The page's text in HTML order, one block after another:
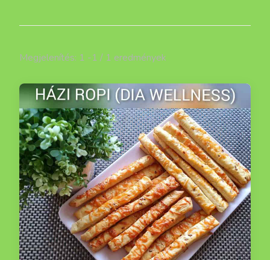
Megjelenítés: 1 -1 / 1 eredmények